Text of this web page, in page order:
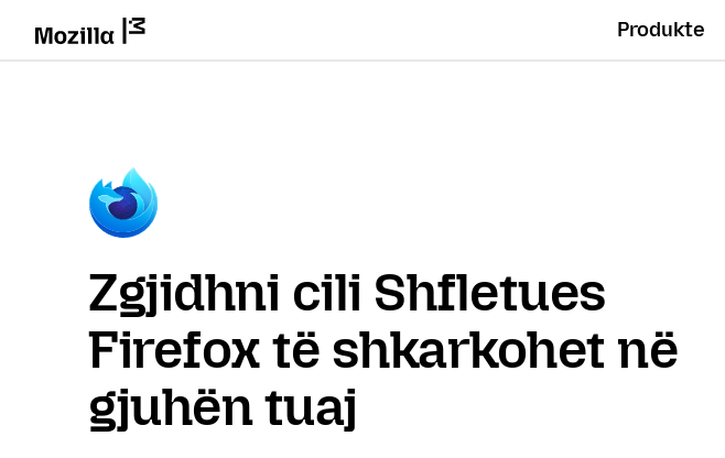
Produkte
Zgjidhni cili Shfletues
Firefox të shkarkohet në
gjuhën tuaj